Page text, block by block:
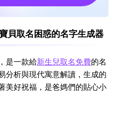
貝取名困惑的名字生成器
是一款給新生兒取名免費的名
分析與現代寓意解讀，生成的
美好祝福，是爸媽們的貼心小